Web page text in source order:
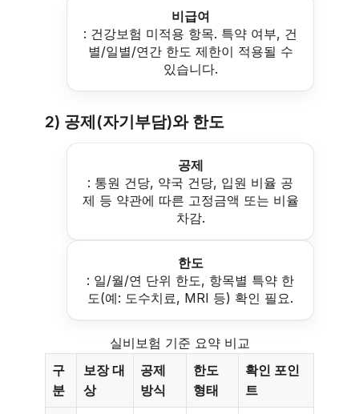
비급여
: 건강보험 미적용 항목. 특약 여부, 건
별/일별/연간 한도 제한이 적용될 수
있습니다.
2) 공제(자기부담)와 한도
공제
: 통원 건당, 약국 건당, 입원 비율 공
제 등 약관에 따른 고정금액 또는 비율
차감.
한도
: 일/월/연 단위 한도, 항목별 특약 한
도(예: 도수치료, MRI 등) 확인 필요.
실비보험 기준 요약 비교
구
분
보장 대
상
공제
방식
한도
형태
확인 포인
트